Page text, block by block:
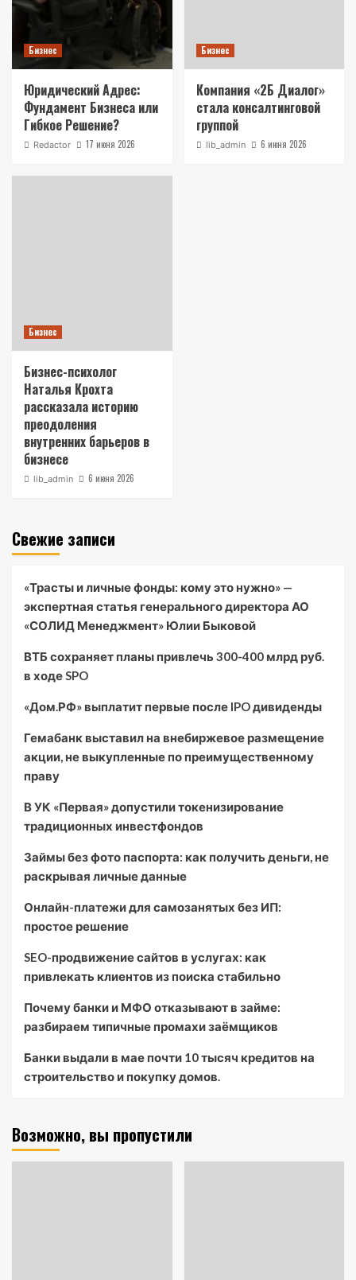
Бизнес
Юридический Адрес:
Фундамент Бизнеса или
Гибкое Решение?
Redactor 17 июня 2026
Бизнес
Компания «2Б Диалог»
стала консалтинговой
группой
lib_admin 6 июня 2026
Бизнес
Бизнес-психолог
Наталья Крохта
рассказала историю
преодоления
внутренних барьеров в
бизнесе
lib_admin 6 июня 2026
Свежие записи
«Трасты и личные фонды: кому это нужно» —
экспертная статья генерального директора АО
«СОЛИД Менеджмент» Юлии Быковой
ВТБ сохраняет планы привлечь 300-400 млрд руб.
в ходе SPO
«Дом.РФ» выплатит первые после IPO дивиденды
Гемабанк выставил на внебиржевое размещение
акции, не выкупленные по преимущественному
праву
В УК «Первая» допустили токенизирование
традиционных инвестфондов
Займы без фото паспорта: как получить деньги, не
раскрывая личные данные
Онлайн-платежи для самозанятых без ИП:
простое решение
SEO-продвижение сайтов в услугах: как
привлекать клиентов из поиска стабильно
Почему банки и МФО отказывают в займе:
разбираем типичные промахи заёмщиков
Банки выдали в мае почти 10 тысяч кредитов на
строительство и покупку домов.
Возможно, вы пропустили